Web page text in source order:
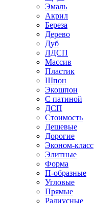
Эмаль
Акрил
Береза
Дерево
Дуб
ЛДСП
Массив
Пластик
Шпон
Экошпон
С патиной
ДСП
Стоимость
Дешевые
Дорогие
Эконом-класс
Элитные
Форма
П-образные
Угловые
Прямые
Радиусные